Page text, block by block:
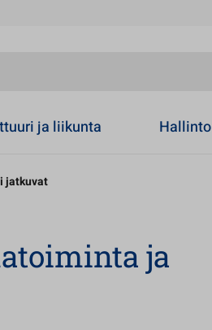
ja liikunta Hallinto
jatkuvat
ja